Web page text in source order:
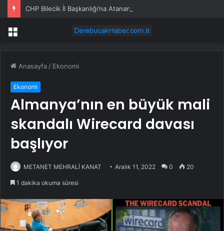
Menü
Anasayfa / Ekonomi
Ekonomi
Almanya’nın en büyük mali
skandalı Wirecard davası
başlıyor
METANET MEHRALİ KANAT Aralık 11, 2022 0 20
1 dakika okuma süresi